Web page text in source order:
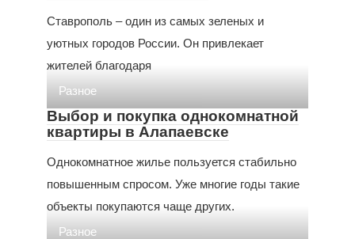
Ставрополь – один из самых зеленых и
уютных городов России. Он привлекает
жителей благодаря
Разное
Выбор и покупка однокомнатной
квартиры в Алапаевске
Однокомнатное жилье пользуется стабильно
повышенным спросом. Уже многие годы такие
объекты покупаются чаще других.
Разное